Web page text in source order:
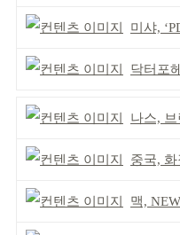
미샤,
닥터포
나스, 브
중국, 화장
맥, NEW